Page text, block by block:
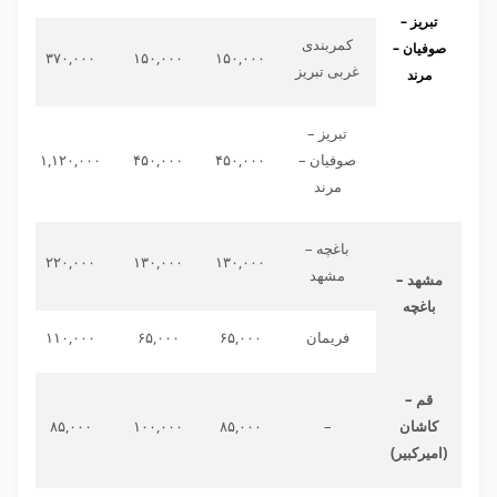
تبریز –
صوفیان –
مرند
کمربندی
غربی تبریز
۱۵۰,۰۰۰ ۱۵۰,۰۰۰ ۳۷۰,۰۰۰
تبریز –
صوفیان –
مرند
۴۵۰,۰۰۰ ۴۵۰,۰۰۰ ۱,۱۲۰,۰۰۰
مشهد –
باغچه
باغچه –
مشهد
۱۳۰,۰۰۰ ۱۳۰,۰۰۰ ۲۲۰,۰۰۰
فریمان ۶۵,۰۰۰ ۶۵,۰۰۰ ۱۱۰,۰۰۰
قم –
کاشان
(امیرکبیر)
– ۸۵,۰۰۰ ۱۰۰,۰۰۰ ۸۵,۰۰۰